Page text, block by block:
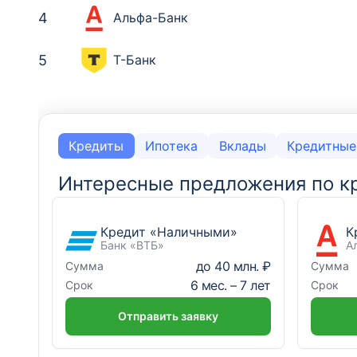
4 Альфа-Банк
5 Т-Банк
1
Т-Банк
1
Т-Банк
Газпромбанк
Кредиты Ипотека Вклады
Интересные предложения по
Кредит «Наличными»
Банк «ВТБ»
Сумма
до 40 млн. ₽
Срок 6 мес. – 7лет
Отправить заявку
Сумма
Срок